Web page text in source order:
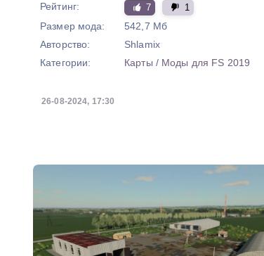
Рейтинг: 7 1
Размер мода:
542,7 Мб
Авторство:
Shlamix
Категории:
Карты / Моды для FS 2019
26-08-2024, 17:30